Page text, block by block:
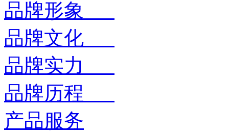
品牌形象
品牌文化
品牌实力
品牌历程
产品服务